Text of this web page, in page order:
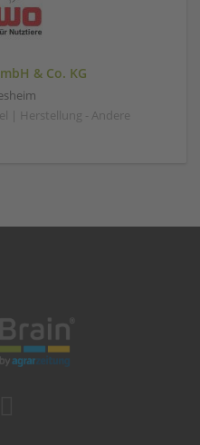
& Co. KG
| Herstellung - Andere